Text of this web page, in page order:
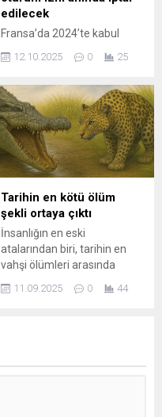
işbirliğinin derinleştirilmesi
değerlendirileceğini belirtti.
Ayrıca, tarafların güncel...
edilecek
Fransa’da 2024’te kabul
yasası, 2025 itibarıyla tam
Düzenlemeye göre oturum
kartı almak isteyen
yabancılardan artık Fransa
Cumhuriyeti’nin temel
değerlerine bağlılık sözü
istenecek. Bu taahhüdü ihlal
edenlerin oturum izinleri,
süresi dolmadan iptal
edilebilecek.
12.10.2025 0 25
Tarihin en kötü ölüm
şekli ortaya çıktı
İnsanlığın en eski
atalarından biri, tarihin en
vahşi ölümleri arasında
gösterilen bir olayda, nesli
tükenmiş dev bir yırtıcı ile bir
11.09.2025 0 44